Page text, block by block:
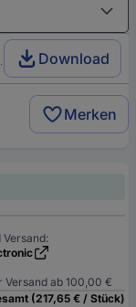
Download
Merken
Versand:
Versand ab 100,00 €
(217,65 € / Stück)